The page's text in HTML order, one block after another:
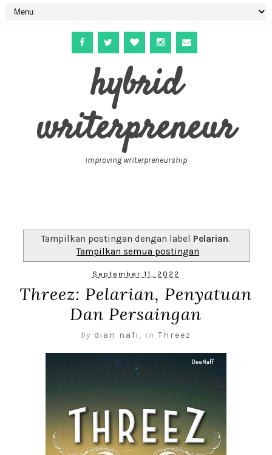
hybrid
writerpreneur
improving writerpreneurship
Tampilkan postingan dengan label Pelarian.
Tampilkan semua postingan
September 11, 2022
Threez: Pelarian, Penyatuan
Dan Persaingan
by dian nafi , in Threez